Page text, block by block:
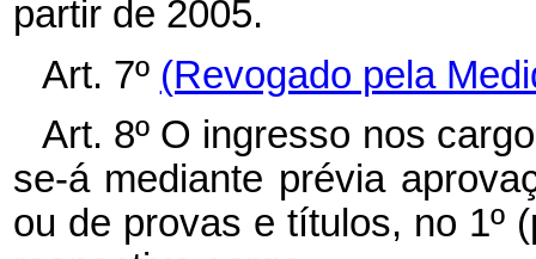
partir de 2005.
Art. 7º (Revogado pela
Art. 8º O ingresso nos
se-á mediante prévia
ou de provas e títulos, no 1º